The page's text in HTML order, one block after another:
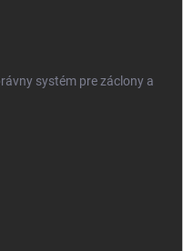
systém pre záclony a